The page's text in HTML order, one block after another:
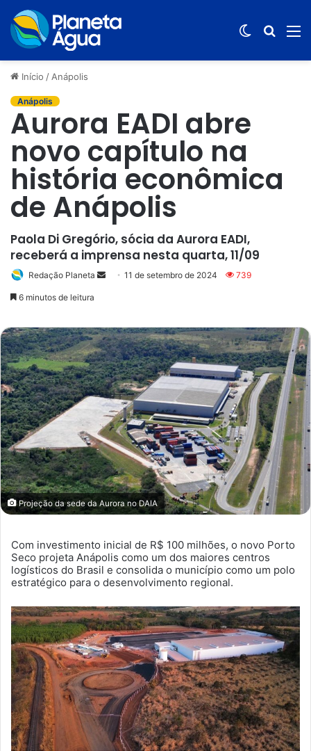
Switch
Início /Anápolis
Anápolis
Aurora EADI abre
novo capítulo na
história econômica
de Anápolis
Paola Di Gregório, sócia da Aurora EADI,
receberá a imprensa nesta quarta, 11/09
Redação Planeta
Mande
mail
11 de setembro de 2024 739
6 minutos de leitura
Projeção da sede da Aurora no DAIA
Com investimento inicial de R$ 100 milhões, o novo Porto
Seco projeta Anápolis como um dos maiores centros
logísticos do Brasil e consolida o município como um polo
estratégico para o desenvolvimento regional.